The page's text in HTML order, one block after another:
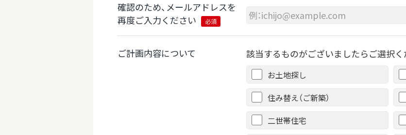
確認のため、メールアドレスを
再度ご入力ください
必須
ご計画内容について 該当するものがございましたらご選択く
お土地探し
住み替え（ご新築）
二世帯住宅